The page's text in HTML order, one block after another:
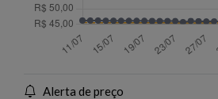
Alerta de preço